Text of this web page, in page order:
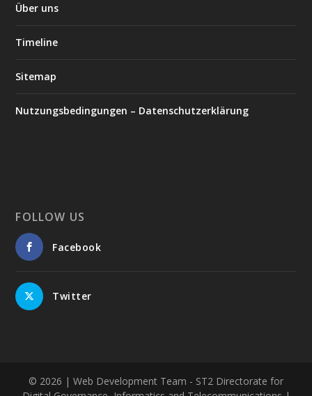
Über uns
Timeline
Sitemap
Nutzungsbedingungen – Datenschutzerklärung
FOLLOW US
Facebook
Twitter
© 2026 | Web Development Team - ST2 Directorate for